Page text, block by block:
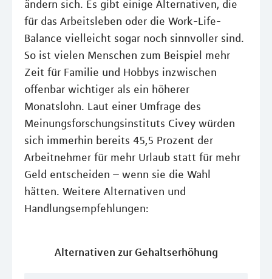
ändern sich. Es gibt einige Alternativen, die
für das Arbeitsleben oder die Work-Life-
Balance vielleicht sogar noch sinnvoller sind.
So ist vielen Menschen zum Beispiel mehr
Zeit für Familie und Hobbys inzwischen
offenbar wichtiger als ein höherer
Monatslohn. Laut einer Umfrage des
Meinungsforschungsinstituts Civey würden
sich immerhin bereits 45,5 Prozent der
Arbeitnehmer für mehr Urlaub statt für mehr
Geld entscheiden – wenn sie die Wahl
hätten. Weitere Alternativen und
Handlungsempfehlungen:
Alternativen zur Gehaltserhöhung